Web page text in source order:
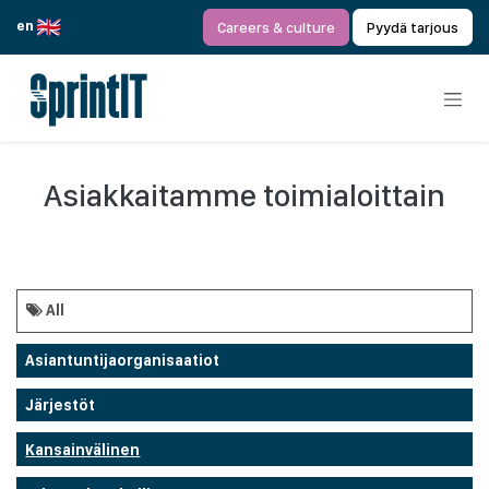
en
Careers & culture Pyydä tarjous
Asiakkaitamme toimialoittain
All
Asiantuntijaorganisaatiot
Järjestöt
Kansainvälinen